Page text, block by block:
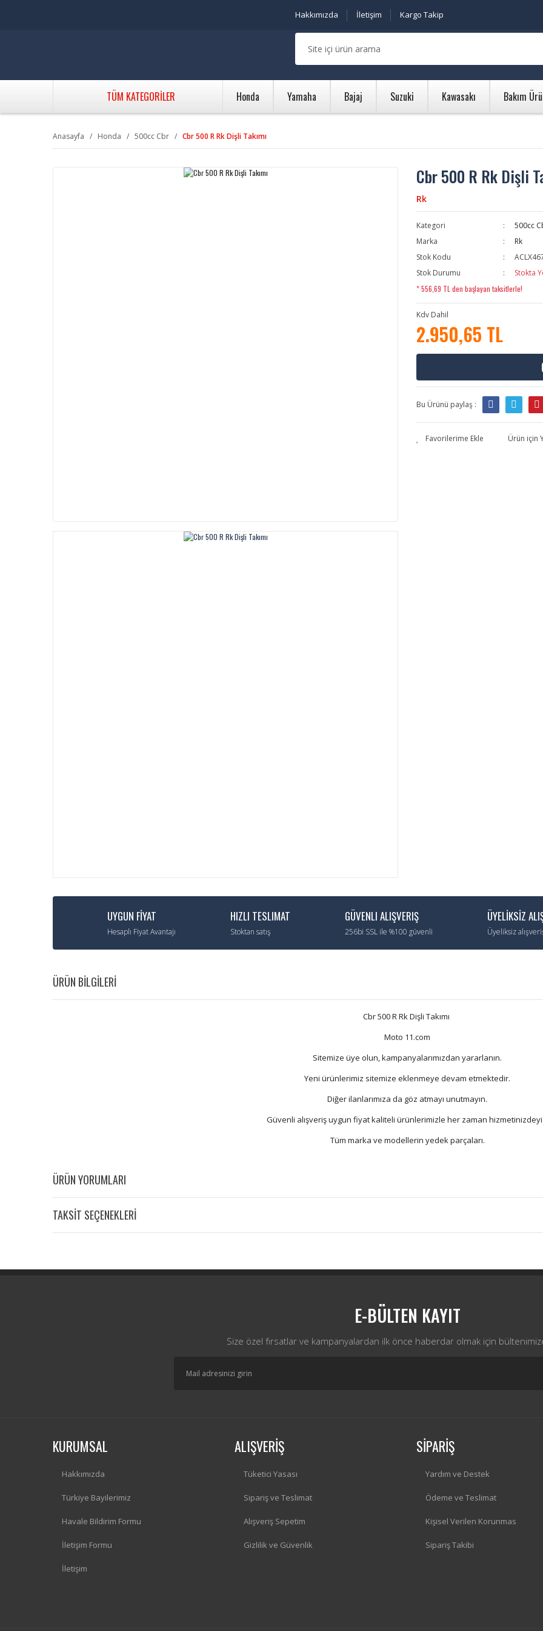
Hakkımızda İletişim Kargo Takip
TÜM KATEGORİLER Honda Yamaha Bajaj Suzuki Kawasakı Bakım
Anasayfa Honda 500cc Cbr Cbr 500 R Rk Dişli Takımı
Cbr 500 R Rk Dişli
Rk
Kategori
500cc
Marka
Rk
Stok Kodu
Stok Durumu
Stokta
* 556,69 TL den başlayan taksitlerle!
Kdv Dahil
2.950,65 TL
Bu Ürünü paylaş :
Ürün için
UYGUN FİYAT
Hesaplı Fiyat Avantajı
HIZLI TESLIMAT
Stoktan satış
GÜVENLI ALIŞVERIŞ
256bi SSL ile %100 güvenli
ÜYELİKSİZ
Üyeliksiz
ÜRÜN BİLGİLERİ
Cbr 500 R Rk Dişli Takımı
Moto 11.com
Sitemize üye olun, kampanyalarımızdan yararlanın.
Yeni ürünlerimiz sitemize eklenmeye devam etmektedir.
Diğer ilanlarımıza da göz atmayı unutmayın.
Güvenli alışveriş uygun fiyat kaliteli ürünlerimizle her zaman
Tüm marka ve modellerin yedek parçaları.
ÜRÜN YORUMLARI
TAKSİT SEÇENEKLERİ
E-BÜLTEN KAYIT
Size özel fırsatlar ve kampanyalardan ilk önce haberdar olmak için
KURUMSAL
Hakkımızda
Türkiye Bayilerimiz
Havale Bildirim Formu
İletişim Formu
İletişim
ALIŞVERİŞ
Tüketici Yasası
Sipariş ve Teslimat
Alışveriş Sepetim
Gizlilik ve Güvenlik
SİPARİŞ
Yardım ve Destek
Ödeme ve Teslimat
Kişisel Verilen Korunmas
Sipariş Takibi